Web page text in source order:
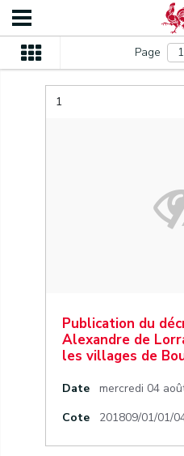
Page
1
Publication du
Alexandre de
les villages de
Date
mercredi 04
Cote
201809/01/01/